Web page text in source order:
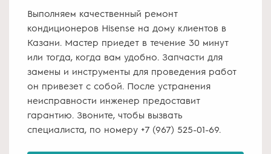
Выполняем качественный ремонт
кондиционеров Hisense на дому клиентов в
Казани. Мастер приедет в течение 30 минут
или тогда, когда вам удобно. Запчасти для
замены и инструменты для проведения работ
он привезет с собой. После устранения
неисправности инженер предоставит
гарантию. Звоните, чтобы вызвать
специалиста, по номеру +7 (967) 525-01-69.